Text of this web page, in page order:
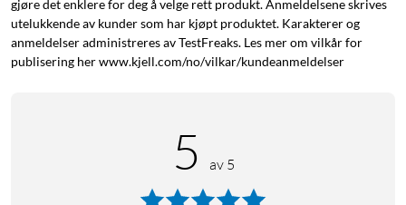
gjøre det enklere for deg å velge rett produkt. Anmeldelsene skrives
utelukkende av kunder som har kjøpt produktet. Karakterer og
anmeldelser administreres av TestFreaks. Les mer om vilkår for
publisering her www.kjell.com/no/vilkar/kundeanmeldelser
5 av 5